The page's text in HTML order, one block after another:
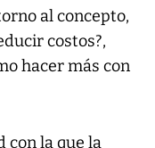
al concepto,
costos?,
hacer más con
con la que la